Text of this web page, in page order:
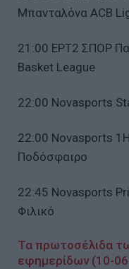
Μπανταλόνα ACB
21:00 ΕΡΤ2 ΣΠΟΡ
Basket League
22:00 Novasports
22:00 Novasports
Ποδόσφαιρο
22:45 Novasports
Φιλικό
Τα πρωτοσέλιδα
εφημερίδων (10-